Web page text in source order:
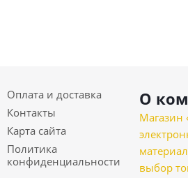
Оплата и доставка
Контакты
Карта сайта
Политика
конфиденциальности
О
Магазин
выбор